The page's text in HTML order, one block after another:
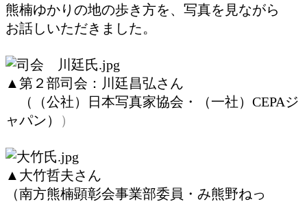
熊楠ゆかりの地の歩き方を、写真を見ながら
お話しいただきました。
▲第２部司会：川廷昌弘さん
（（公社）日本写真家協会・（一社）CEPAジ
ャパン）
）
▲大竹哲夫さん
（南方熊楠顕彰会事業部委員・み熊野ねっ